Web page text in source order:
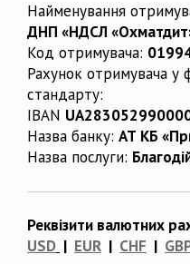
Найменування
ДНП «НДСЛ
Код отримувача:
Рахунок отримувача у
стандарту:
IBAN
Назва банку: АТ КБ
Назва послуги:
Реквізити валютних
USD | EUR | CHF |